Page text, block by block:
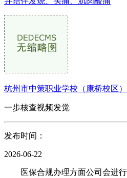
杭州市中策职业学校（康桥校区
一步核查视频发觉
发布时间：
2026-06-22
医保合规办理方面公司会进行